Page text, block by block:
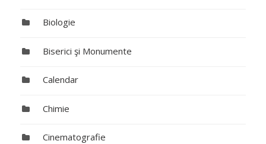
Biologie
Biserici şi Monumente
Calendar
Chimie
Cinematografie